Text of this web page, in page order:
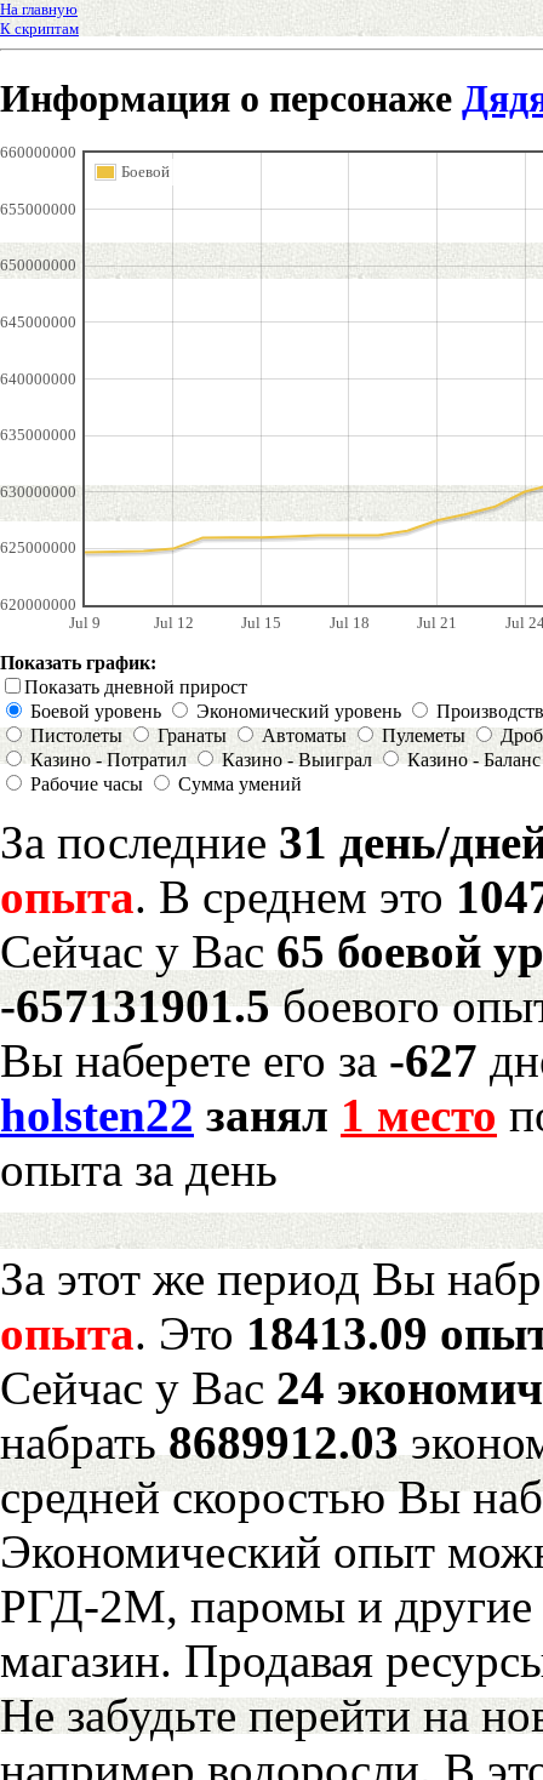
На главную
К скриптам
Информация о персонаже
Jul 9 Jul 12 Jul 15 Jul 18 Jul 21 Jul
620000000
625000000
630000000
635000000
640000000
645000000
650000000
655000000
660000000
Боевой
Показать график:
Показать дневной прирост
Боевой уровень
Экономический уровень
Пистолеты
Гранаты Автоматы Пулеметы
Казино - Потратил
Казино - Выиграл
Казино - Баланс
Рабочие часы
Сумма умений
За последние 31 день/
опыта. В среднем это
Сейчас у Вас 65 боевой
-657131901.5боевого
Вы наберете его за -627
holsten22 занял 1 место
опыта за день
За этот же период Вы
опыта. Это 18413.09
Сейчас у Вас 24
набрать8689912.03
средней скоростью Вы
Экономический опыт
РГД-2М, паромы и другие
магазин. Продавая
Не забудьте перейти на
например водоросли. В